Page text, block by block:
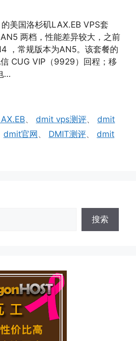
美国洛杉矶LAX.EB VPS套
两档，性能差异较大，之前
，常规版本为AN5。该套餐的
CUG VIP（9929）回程；移
…
、 dmit vps测评、 dmit
dmit官网、 DMIT测评、 dmit
搜索